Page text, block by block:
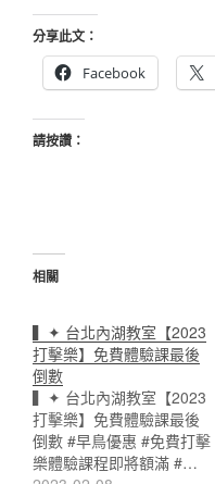
分享此文：
Facebook
請按讚：
相關
▍✦ 台北內湖教室【2023
打擊樂】免費體驗課最後
倒數
▍✦ 台北內湖教室【2023
打擊樂】免費體驗課最後
倒數 #早鳥優惠 #免費打擊
樂體驗課程即將額滿 #…